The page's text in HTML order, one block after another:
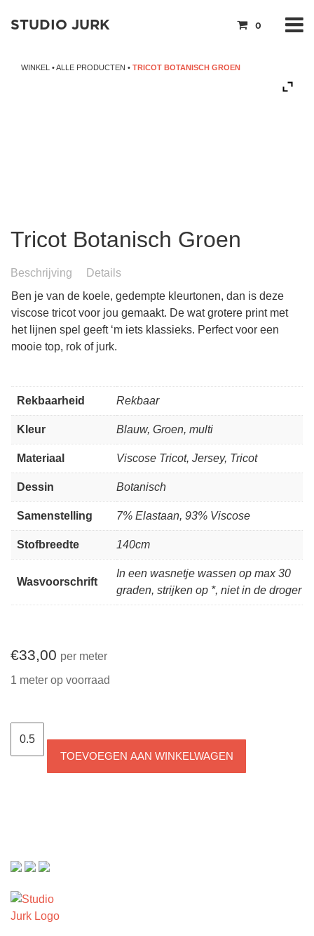
STUDIO JURK 0
WINKEL •ALLE PRODUCTEN • TRICOT BOTANISCH GROEN
Tricot Botanisch Groen
Beschrijving
Details
Ben je van de koele, gedempte kleurtonen, dan is deze
viscose tricot voor jou gemaakt. De wat grotere print met
het lijnen spel geeft ‘m iets klassieks. Perfect voor een
mooie top, rok of jurk.
Rekbaarheid Rekbaar
Kleur Blauw, Groen, multi
Materiaal Viscose Tricot, Jersey, Tricot
Dessin Botanisch
Samenstelling 7% Elastaan, 93% Viscose
Stofbreedte 140cm
Wasvoorschrift
In een wasnetje wassen op max 30
graden, strijken op *, niet in de droger
€33,00 per meter
1 meter op voorraad
Botanisch
TOEVOEGEN AAN WINKELWAGEN